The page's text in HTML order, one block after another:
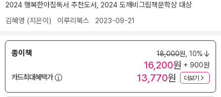
2024 행복한아침독서 추천도서, 2024 도깨비그림책문학상 대상
김혜영 (지은이) 이루리북스 2023-09-21
종이책 18,000원, 10%
16,200원 + 900원
카드최대혜택가
13,770원 더보기